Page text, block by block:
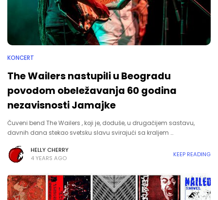
KONCERT
The Wailers nastupili u Beogradu
povodom obeležavanja 60 godina
nezavisnosti Jamajke
Čuveni bend The Wailers , koji je, doduše, u drugačijem sastavu,
davnih dana stekao svetsku slavu svirajući sa kraljem …
HELLY CHERRY
4 YEARS AGO
KEEP READING